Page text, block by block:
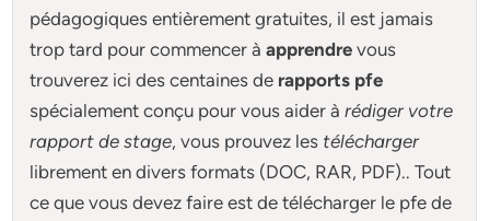
pédagogiques entièrement gratuites, il est jamais
trop tard pour commencer àapprendre vous
trouverez ici des centaines de rapports pfe
spécialement conçu pourvous aider àrédiger votre
rapport de stage, vous prouvez les télécharger
librement en divers formats (DOC, RAR, PDF).. Tout
ce que vous devez faire est de télécharger le pfe de